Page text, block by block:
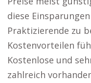
diese
Praktizierende zu
Kostenvorteilen
Kostenlose und
zahlreich